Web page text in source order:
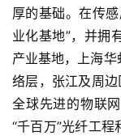
厚的基础。在传
业化基地”，并拥
产业基地，上海
络层，张江及周
全球先进的物联
“千百万”光纤工